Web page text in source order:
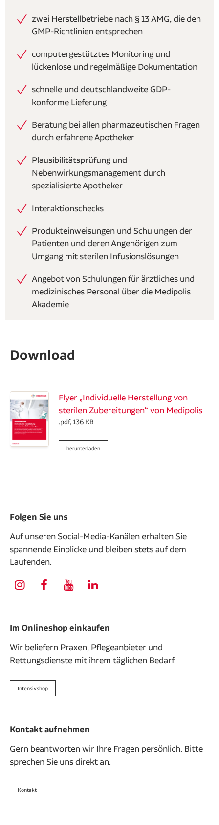
zwei Herstellbetriebe nach § 13 AMG, die den
GMP-Richtlinien entsprechen
computergestütztes Monitoring und
lückenlose und regelmäßige Dokumentation
schnelle und deutschlandweite GDP-
konforme Lieferung
Beratung bei allen pharmazeutischen Fragen
durch erfahrene Apotheker
Plausibilitätsprüfung und
Nebenwirkungsmanagement durch
spezialisierte Apotheker
Interaktionschecks
Produkteinweisungen und Schulungen der
Patienten und deren Angehörigen zum
Umgang mit sterilen Infusionslösungen
Angebot von Schulungen für ärztliches und
medizinisches Personal über die Medipolis
Akademie
Download
Flyer „Individuelle Herstellung von
sterilen Zubereitungen“ von Medipolis
.pdf, 136 KB
herunterladen
Folgen Sie uns
Auf unseren Social-Media-Kanälen erhalten Sie
spannende Einblicke und bleiben stets auf dem
Laufenden.
Im Onlineshop einkaufen
Wir beliefern Praxen, Pflegeanbieter und
Rettungsdienste mit ihrem täglichen Bedarf.
Intensivshop
Kontakt aufnehmen
Gern beantworten wir Ihre Fragen persönlich. Bitte
sprechen Sie uns direkt an.
Kontakt